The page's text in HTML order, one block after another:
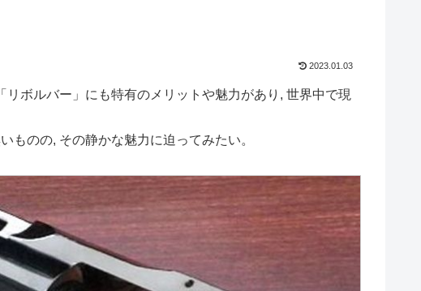
2023.01.03
ボルバー」にも特有のメリットや魅力があり, 世界中で現
ものの, その静かな魅力に迫ってみたい。